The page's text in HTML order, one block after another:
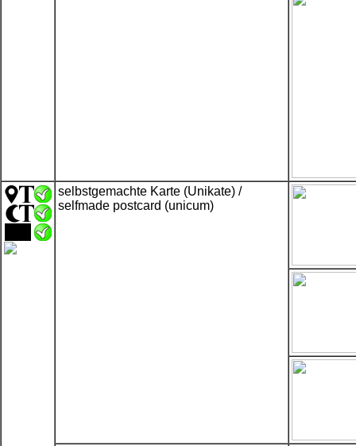
selbstgemachte Karte (Unikate) /
selfmade postcard (unicum)